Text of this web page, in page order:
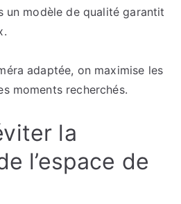
un modèle de qualité garantit
adaptée, on maximise les
moments recherchés.
la
l’espace de